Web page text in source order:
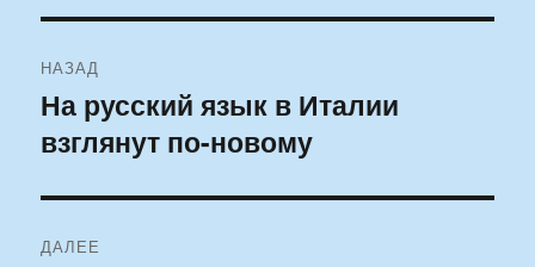
по
записям
НАЗАД
Предыдущая
запись:
На русский язык в Италии
взглянут по-новому
ДАЛЕЕ